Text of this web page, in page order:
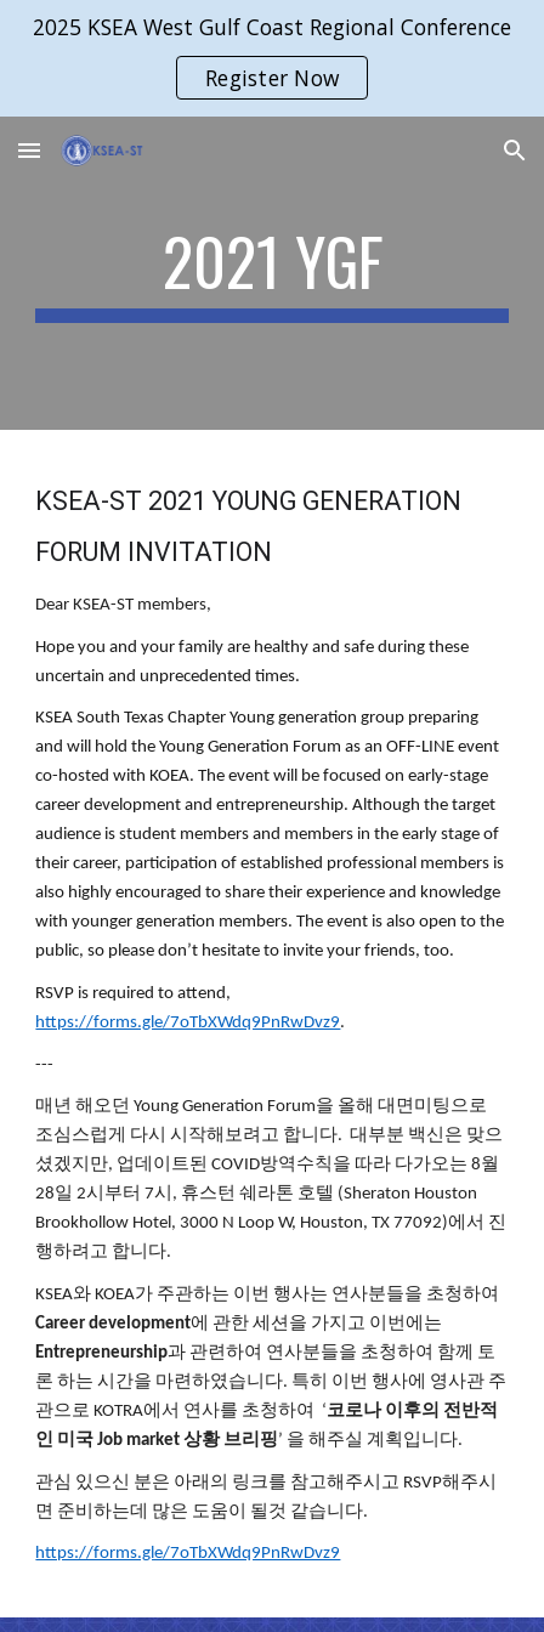
2025 KSEA West Gulf Coast Regional Conference
Register Now
2021 YGF
KSEA-ST 2021 YOUNG GENERATION
FORUM INVITATION
Dear KSEA-ST members,
Hope you and your family are healthy and safe during these
uncertain and unprecedented times.
KSEA South Texas Chapter Young generation group preparing
and will hold the Young Generation Forum as an OFF-LINE event
co-hosted with KOEA. The event will be focused on early-stage
career development and entrepreneurship. Although the target
audience is student members and members in the early stage of
their career, participation of established professional members is
also highly encouraged to share their experience and knowledge
with younger generation members. The event is also open to the
public, so please don’t hesitate to invite your friends, too.
https://forms.gle/7oTbXWdq9PnRwDvz9.
---
매년 해오던 Young Generation Forum을 올해 대면미팅으로
조심스럽게 다시 시작해보려고 합니다. 대부분 백신은 맞으
셨겠지만, 업데이트된 COVID방역수칙을 따라 다가오는 8월
28일 2시부터 7시 , 휴스턴 쉐라톤 호텔 (Sheraton Houston
Brookhollow Hotel, 3000 N Loop W, Houston, TX 77092)에서 진
행하려고 합니다.
KSEA와 KOEA가 주관하는 이번 행사는 연사분들을 초청하여
Career development에 관한 세션을 가지고 이번에는
Entrepreneurship과 관련하여 연사분들을 초청하여 함께
토
론 하는 시간을 마련하였습니다. 특히 이번 행사에 영사관 주
관으로 KOTRA에서 연사를 초청하여
  ‘
코로나 이후의 전반적
인 미국 Job market 상황 브리핑’ 을 해주실 계획입니다.
관심 있으신 분은 아래의 링크를 참고해주시고 RSVP해주시
면 준비하는데 많은 도움이 될것 같습니다.
https://forms.gle/7oTbXWdq9PnRwDvz9